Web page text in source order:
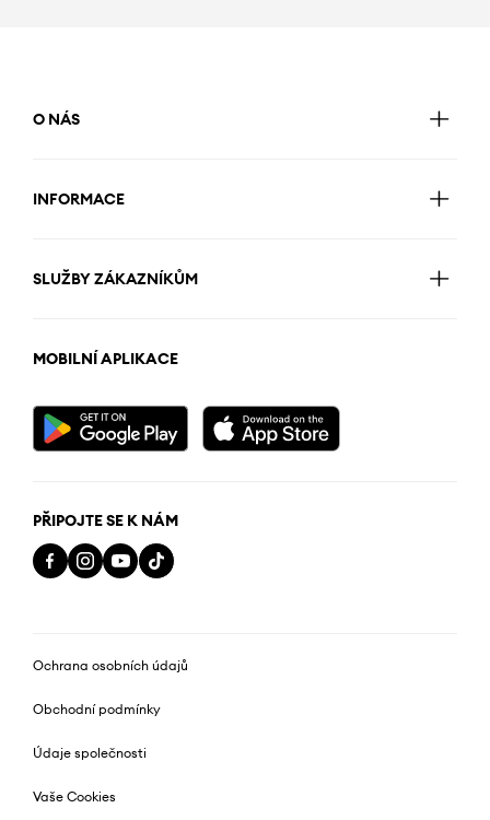
O NÁS
INFORMACE
SLUŽBY ZÁKAZNÍKŮM
MOBILNÍ APLIKACE
PŘIPOJTE SE K NÁM
Ochrana osobních údajů
Obchodní podmínky
Údaje společnosti
Vaše Cookies